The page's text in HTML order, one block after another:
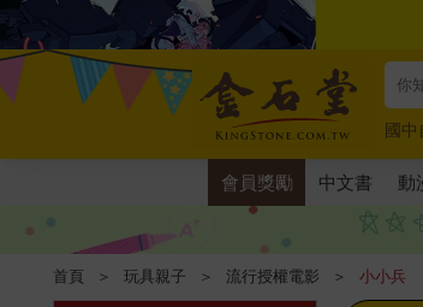
國中
唯紅
會員獎勵 中文書 動
首頁 ＞ 玩具親子 ＞ 流行授權電影 ＞ 小小兵